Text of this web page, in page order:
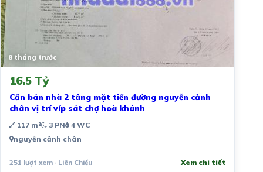
8 tháng trước
16.5 Tỷ
Cần bán nhà 2 tâng mặt tiền đường nguyễn cảnh
chân vị trí víp sát chợ hoà khánh
117 m² 3 PN 4 WC
nguyễn cảnh chân
251 lượt xem · Liên Chiểu Xem chi tiết